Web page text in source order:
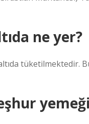
ne yer?
tüketilmektedir.